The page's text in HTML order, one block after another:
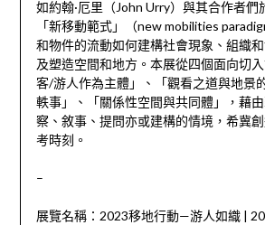
如約翰·厄里（John Urry）與其合作者們
「新移動範式」（new mobilities
和物件的流動如何建構社會現象、組織
及塑造空間和地方。本展從四個面向切
客/游人作為主體」、「觀看之道與地景
軼事」、「關係性空間與共同體」，藉
察、敘事、提問亦或建構的情境，希冀
考時刻。
–
展覽名稱：2023移地行動—游人如織 |